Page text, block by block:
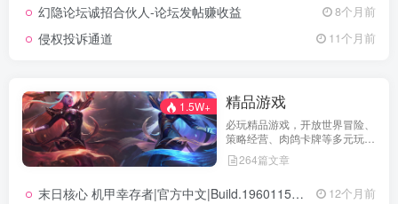
息！
幻隐论坛诚招合伙人-论坛发帖赚收益 8个月前
侵权投诉通道 11个月前
1.5W+ 精品游戏
必玩精品游戏，开放世界冒险、
策略经营、肉鸽卡牌等多元玩
法，满足不同玩家的喜好 。
264篇文章
末日核心 机甲幸存者|官方中文|Build.19601158|解压即撸| 12个月前